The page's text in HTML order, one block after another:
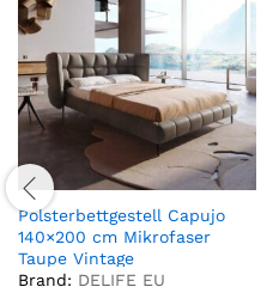
Polsterbettgestell Capujo
140×200 cm Mikrofaser
Taupe Vintage
Brand: DELIFE EU